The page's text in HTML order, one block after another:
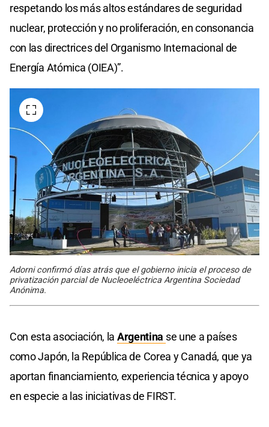
respetando los más altos estándares de seguridad
nuclear, protección y no proliferación, en consonancia
con las directrices del Organismo Internacional de
Energía Atómica (OIEA)”.
Adorni confirmó días atrás que el gobierno inicia el proceso de
privatización parcial de Nucleoeléctrica Argentina Sociedad
Anónima.
Con esta asociación, la Argentina se une a países
como Japón, la República de Corea y Canadá, que ya
aportan financiamiento, experiencia técnica y apoyo
en especie a las iniciativas de FIRST.